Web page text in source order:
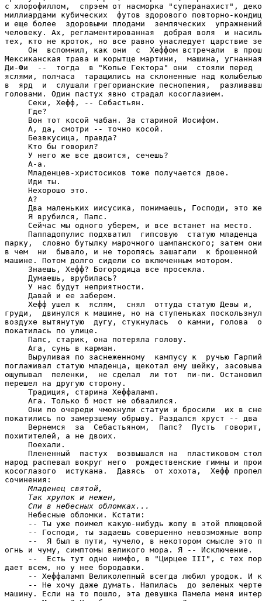
с хлорофиллом,  спрэем от насморка "суперанахист",
миллиардами кубических  футов здорового повторно-
и еще более  здоровыми плодами  земляческих
человеку. Ах, регламентированная  добрая воля  и
тех, кто не кроток, но все равно унаследует царствие
Он  вспомнил, как они  с  Хеффом встречали  в
Мексиканская трава и корытце мартини,  машина,
Ди-Фи
--  тогда  в "Копье Гектора" они  стояли перед
яслями, полчаса  таращились на склоненные над
в  ярд  и  слушали грегорианские песнопения,
головами. Один пастух явно страдал косоглазием.
     Секи, Хефф, -- Себастьян.
     Где?
     Вон тот косой чабан. За стариной Иосифом.
     А, да, смотри -- точно косой.
     Безвкусица, правда?
     Кто бы говорил?
     У него же все двоится, сечешь?
     А-а.
     Младенцев-христосиков тоже получается двое.
     Иди ты.
     Нехорошо это.
     А?
Два маленьких иисусика, понимаешь, Господи, это
     Я врубился, Папс.
     Сейчас мы одного уберем, и все встанет на место.
Паппадопулис подхватил  гипсовую  статую младенца
парку,  словно бутылку марочного шампанского; затем
в чем  ни  бывало, и не торопясь зашагали  к брошенной
машине. Потом долго сидели со включенным мотором.
     Знаешь, Хефф? Богородица все просекла.
     Думаешь, врубилась?
     У нас будут неприятности.
     Давай и ее заберем.
Хефф ушел к  яслям,  снял  оттуда статую Девы и,
груди,  двинулся к машине, но на ступеньках
воздухе вытянутую  дугу, стукнулась  о камни, голова
покатилась по улице.
     Папс, старик, она потеряла голову.
     Ага, сунь в карман.
Выруливая по заснеженному  кампусу к  ручью
поглаживал статую младенца, щекотал ему шейку,
ощупывал  пеленки,  не сделал  ли тот  пи-пи.
перешел на другую сторону.
     Традиция, старина Хеффаламп.
     Ага. Только б мост не обвалился.
Они по очереди чмокнули статуи и бросили  их в
покатились по замерзшему обрыву. Раздался хруст -- два
Вернемся  за  Себастьяном,  Папс?  Пусть
похитителей, а не двоих.
     Поехали.
Плененный  пастух  возвышался на  пластиковом
народ распевал вокруг него  рождественские гимны и
косоглазого  истукана.  Давясь  от хохота,  Хефф
сочинения:
Младенец святой,
Так хрупок и нежен,
Спи в небесных обломках...
     Небесные обломки. Кстати:
-- Ты уже поимел какую-нибудь жопу в этой
-- Господи, ты задаешь совершенно невозможные
--  Я был в пути, чучело, в некотором смысле это
огнь и чуму, симптомы великого мора. Я -- Исключение.
--  Есть тут одно нимфо, в "Цирцее III", с тех
дает всем, но у нее бородавки.
-- Хеффаламп Великолепный всегда любил уродок. И
-- Не хочу даже думать. Напилась  до зеленых
машину. Если на то пошло, эта девушка Памела меня